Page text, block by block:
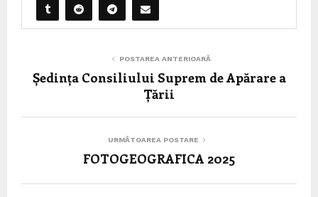
POSTAREA ANTERIOARĂ
Ședința Consiliului Suprem de Apărare a
Țării
URMĂTOAREA POSTARE
FOTOGEOGRAFICA 2025